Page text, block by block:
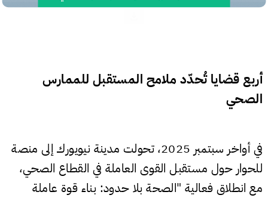
أربع قضايا تُحدّد ملامح المستقبل للممارس
الصحي
في أواخر سبتمبر 2025، تحولت مدينة نيويورك إلى منصة
للحوار حول مستقبل القوى العاملة في القطاع الصحي،
مع انطلاق فعالية "الصحة بلا حدود: بناء قوة عاملة